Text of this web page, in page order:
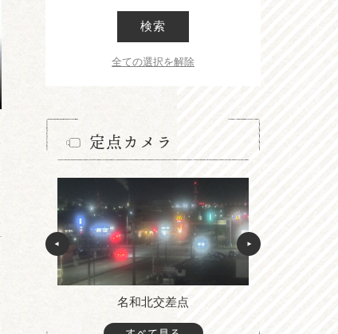
検索
全ての選択を解除
定点カメラ
名和北交差点